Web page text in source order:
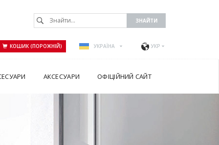
КОШИК (ПОРОЖНІЙ) УКРАЇНА УКР
АКСЕСУАРИ ОФІЦІЙНИЙ САЙТ